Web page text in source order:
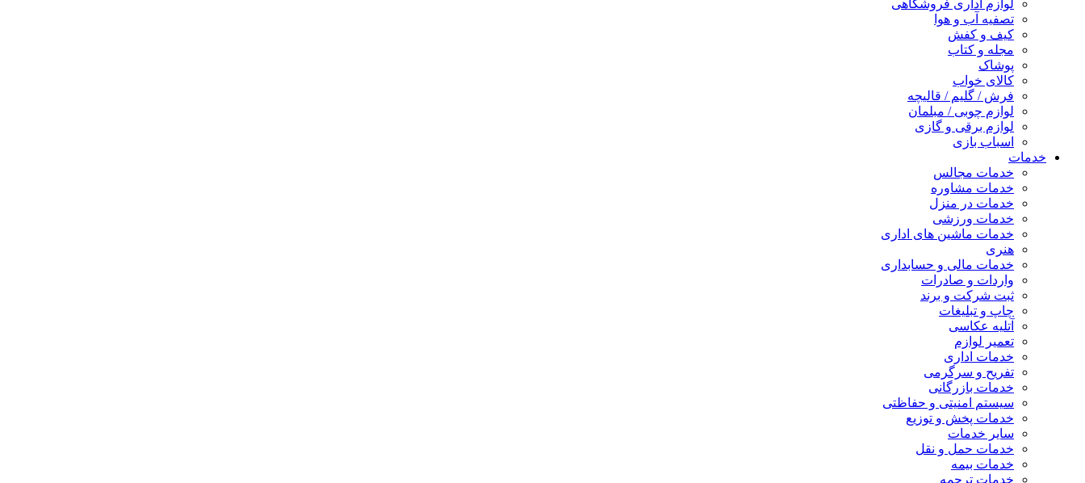
لوازم اداری فروشگاهی
تصفیه آب و هوا
کیف و کفش
مجله و کتاب
پوشاک
کالای خواب
فرش / گلیم / قالیچه
لوازم چوبی / مبلمان
لوازم برقی و گازی
اسباب بازی
خدمات
خدمات مجالس
خدمات مشاوره
خدمات در منزل
خدمات ورزشی
خدمات ماشین های اداری
هنری
خدمات مالی و حسابداری
واردات و صادرات
ثبت شرکت و برند
چاپ و تبلیغات
آتلیه عکاسی
تعمیر لوازم
خدمات اداری
تفریح و سرگرمی
خدمات بازرگانی
سیستم امنیتی و حفاظتی
خدمات پخش و توزیع
سایر خدمات
خدمات حمل و نقل
خدمات بیمه
خدمات ترجمه